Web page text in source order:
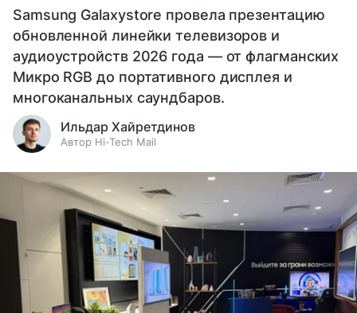
Samsung Galaxystore провела презентацию
обновленной линейки телевизоров и
аудиоустройств 2026 года — от флагманских
Микро RGB до портативного дисплея и
многоканальных саундбаров.
Ильдар Хайретдинов
Автор Hi-Tech Mail